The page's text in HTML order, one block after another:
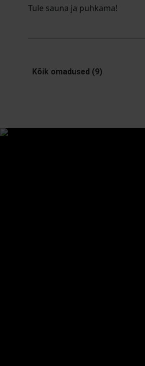
Tule sauna ja puhkama!
Kõik omadused (9)